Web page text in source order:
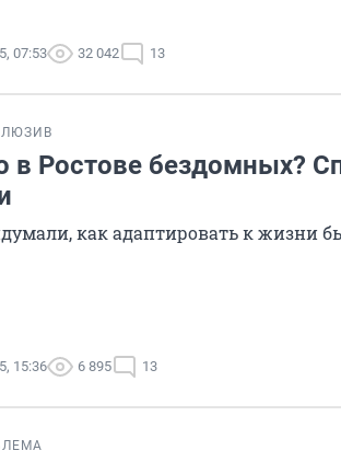
07:53 32 042 13
в Ростове бездомных?
как адаптировать к жизни
15:36 6 895 13